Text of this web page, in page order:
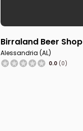
Birraland Beer Shop
Alessandria (AL)
0.0 (0)